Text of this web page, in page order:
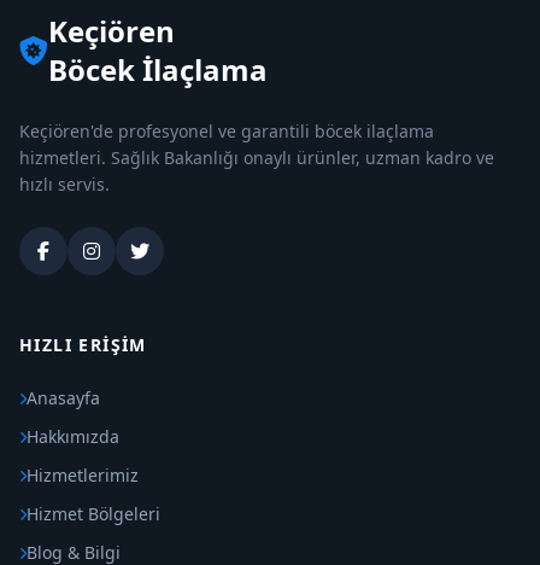
Keçiören
Böcek İlaçlama
Keçiören'de profesyonel ve garantili böcek ilaçlama
hizmetleri. Sağlık Bakanlığı onaylı ürünler, uzman kadro ve
hızlı servis.
HIZLI ERIŞIM
Anasayfa
Hakkımızda
Hizmetlerimiz
Hizmet Bölgeleri
Blog & Bilgi